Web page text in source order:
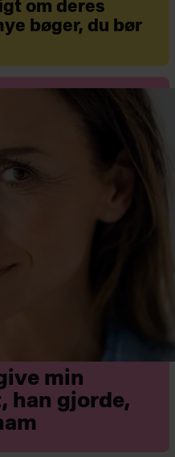
om deres
bøger, du bør
min
han gjorde,